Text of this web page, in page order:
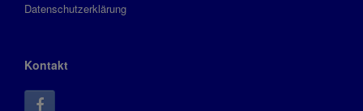
Datenschutzerklärung
Kontakt